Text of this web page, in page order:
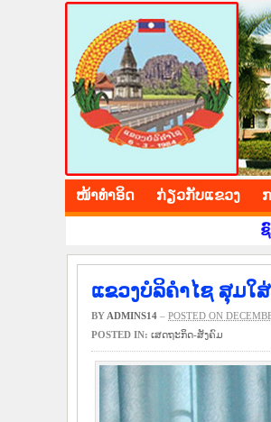
ໜ້າ​ທຳ​ອິດ ​ກ່ຽວ​ກັບ​ແຂວງ
ຊົມເຊີຍ ວັນຊາດ ທີ 2
ແຂວງບໍລິຄຳໄຊ ສຸມໃ
BY ADMINS14 – POSTED ON
POSTED IN: ​ເສດ​ຖະ​ກິດ-ສັງ​ຄົມ